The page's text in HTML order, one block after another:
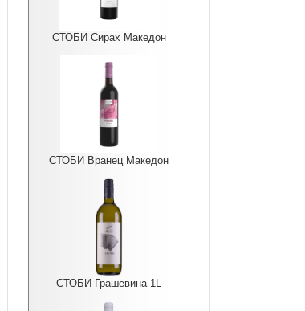
СТОБИ Сирах Македон
СТОБИ Вранец Македон
СТОБИ Грашевина 1L